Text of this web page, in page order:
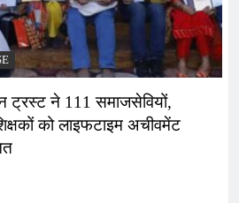
ट्रस्ट ने 111 समाजसेवियों,
को लाइफटाइम अचीवमेंट